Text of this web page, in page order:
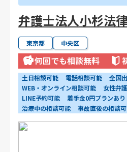
弁護士法人小杉法
東京都 中央区
何回でも相談無料
土日相談可能 電話相談可能
全国
WEB・オンライン相談可能
女性弁
LINE予約可能
着手金0円プランあり
治療中の相談可能
事故直後の相談